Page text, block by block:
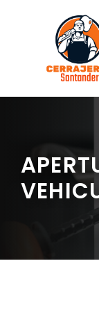
contenido